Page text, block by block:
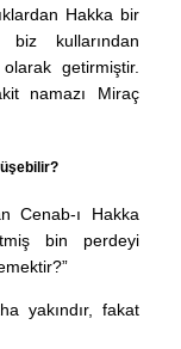
Hakka bir
kullarından
getirmiştir.
namazı Miraç
Cenab-ı Hakka
bin perdeyi
yakındır, fakat